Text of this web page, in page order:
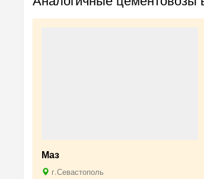
Маз
г.Севастополь